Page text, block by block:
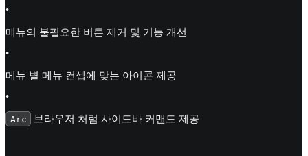
•
메뉴의 불필요한 버튼 제거 및 기능 개선
•
메뉴 별 메뉴 컨셉에 맞는 아이콘 제공
•
Arc 브라우저 처럼 사이드바 커맨드 제공